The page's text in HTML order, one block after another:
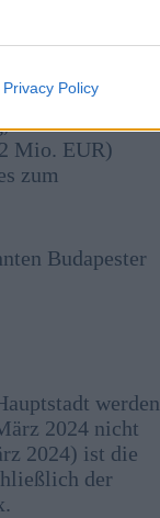
Privacy Policy
dass die
Mio. EUR)
zum
Budapester
werden
2024 nicht
2024) ist die
der